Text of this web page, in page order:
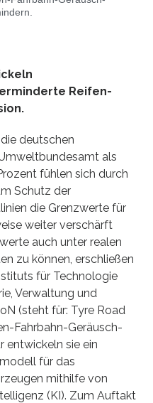
Reifen-
deutschen
als
fühlen sich durch
Schutz der
die Grenzwerte für
weiter verschärft
auch unter realen
zu können, erschließen
für Technologie
Verwaltung und
(steht für: Tyre Road
Fahrbahn-Geräusch-
entwickeln sie ein
für das
mithilfe von
(KI). Zum Auftakt